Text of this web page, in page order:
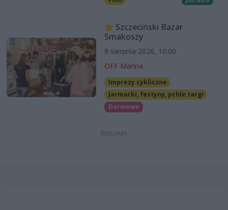
Szczeciński Bazar
Smakoszy
9 sierpnia 2026, 10:00
OFF Marina
Imprezy cykliczne
Jarmarki, festyny, pchle targi
Darmowe